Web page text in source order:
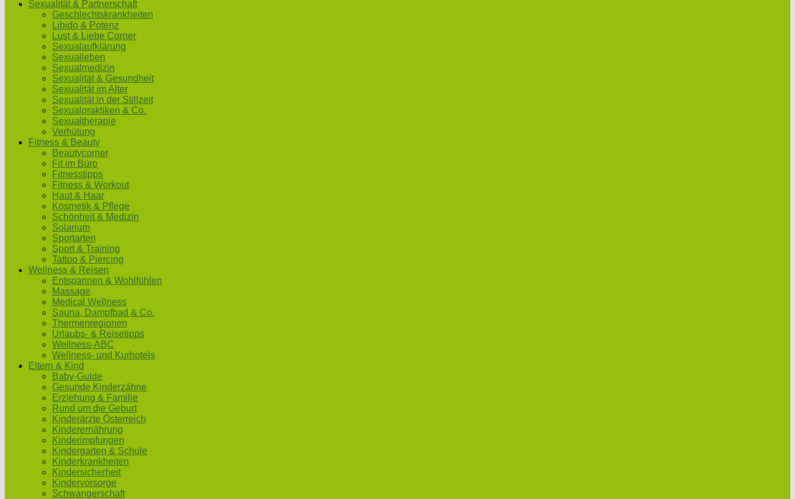
Sexualität & Partnerschaft
Geschlechtskrankheiten
Libido & Potenz
Lust & Liebe Corner
Sexualaufklärung
Sexualleben
Sexualmedizin
Sexualität & Gesundheit
Sexualität im Alter
Sexualität in der Stillzeit
Sexualpraktiken & Co.
Sexualtherapie
Verhütung
Fitness & Beauty
Beautycorner
Fit im Büro
Fitnesstipps
Fitness & Workout
Haut & Haar
Kosmetik & Pflege
Schönheit & Medizin
Solarium
Sportarten
Sport & Training
Tattoo & Piercing
Wellness & Reisen
Entspannen & Wohlfühlen
Massage
Medical Wellness
Sauna, Dampfbad & Co.
Thermenregionen
Urlaubs- & Reisetipps
Wellness-ABC
Wellness- und Kurhotels
Eltern & Kind
Baby-Guide
Gesunde Kinderzähne
Erziehung & Familie
Rund um die Geburt
Kinderärzte Österreich
Kinderernährung
Kinderimpfungen
Kindergarten & Schule
Kinderkrankheiten
Kindersicherheit
Kindervorsorge
Schwangerschaft